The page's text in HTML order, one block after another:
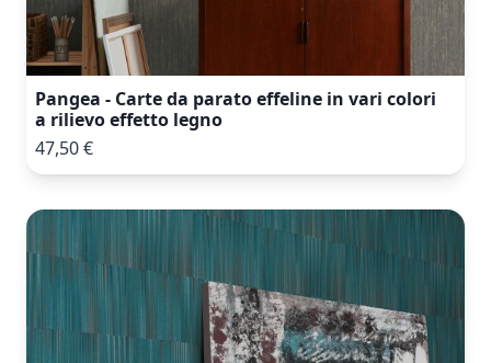
Pangea - Carte da parato effeline in vari colori
a rilievo effetto legno
47,50 €